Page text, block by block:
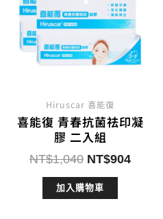
Hiruscar 喜能復
喜能復 青春抗菌祛印凝
膠 二入組
NT$1,040 原
始
價
NT$904目
加入購物車